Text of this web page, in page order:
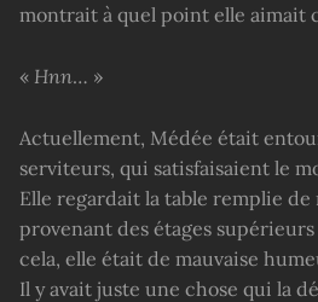
montrait à quel point elle aimait
« Hnn… »
Actuellement, Médée était
serviteurs, qui satisfaisaient le
Elle regardait la table remplie de
provenant des étages
cela, elle était de mauvaise
Il y avait juste une chose qui la